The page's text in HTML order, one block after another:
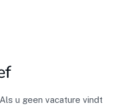
f
u geen vacature vindt